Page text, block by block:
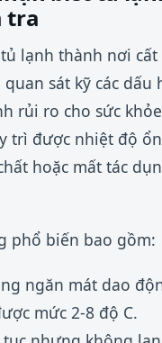
tra
lạnh thành nơi
sát kỹ các dấu
rủi ro cho sức
trì được nhiệt độ
hoặc mất tác
phổ biến bao gồm:
ngăn mát dao
mức 2-8 độ C.